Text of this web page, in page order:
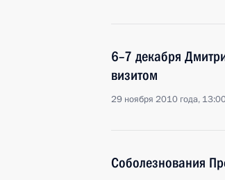
6–7 декабря
визитом
29 ноября 2010 года,
Соболезнования